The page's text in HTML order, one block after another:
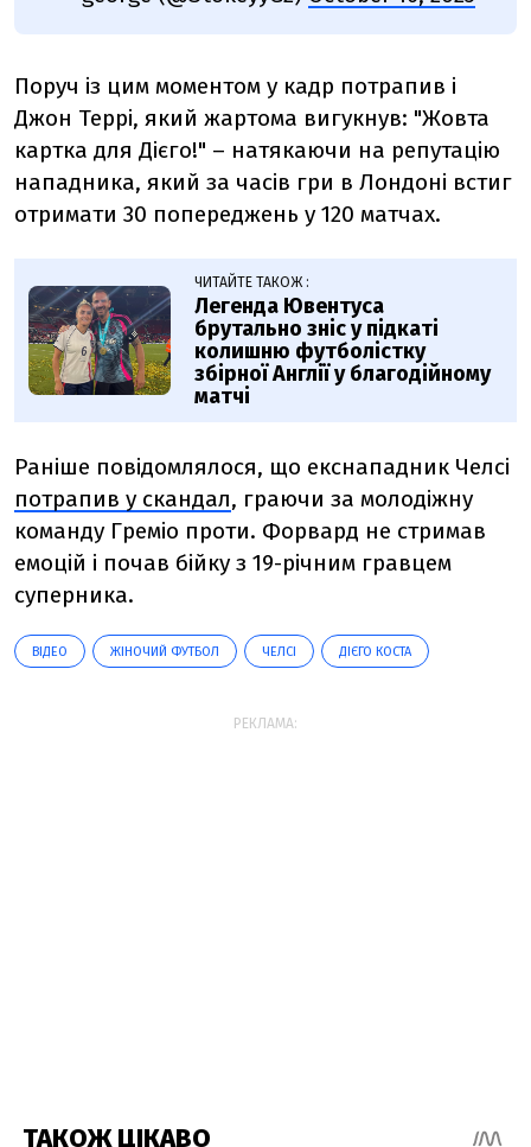
Поруч із цим моментом у кадр потрапив і
Джон Террі, який жартома вигукнув: "Жовта
картка для Дієго!" – натякаючи на репутацію
нападника, який за часів гри в Лондоні встиг
отримати 30 попереджень у 120 матчах.
ЧИТАЙТЕ ТАКОЖ :
Легенда Ювентуса
брутально зніс у підкаті
колишню футболістку
збірної Англії у благодійному
матчі
Раніше повідомлялося, що екснападник Челсі
потрапив у скандал, граючи за молодіжну
команду Греміо проти. Форвард не стримав
емоцій і почав бійку з 19-річним гравцем
суперника.
ВІДЕО ЖІНОЧИЙ ФУТБОЛ ЧЕЛСІ ДІЄГО КОСТА
РЕКЛАМА: